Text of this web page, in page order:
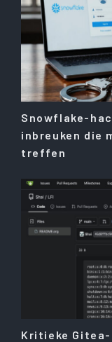
Snowflake-
inbreuken die
treffen
Kritieke